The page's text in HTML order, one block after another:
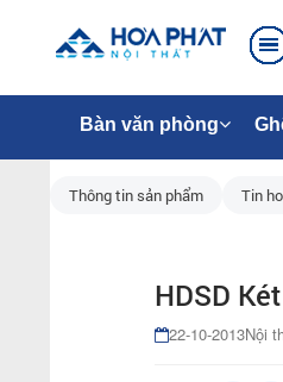
Bàn văn phòng
Thông tin sản phẩm Tin
HDSD
22-10-2013Nội